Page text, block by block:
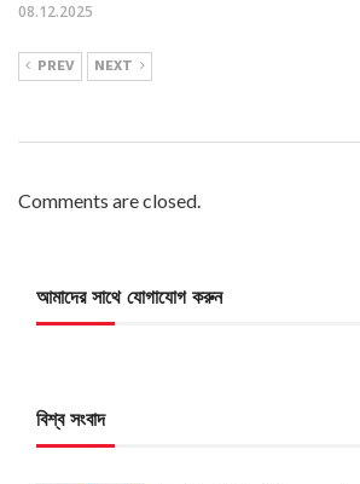
08.12.2025
PREV NEXT
Comments are closed.
আমাদের সাথে যোগাযোগ করুন
বিশ্ব সংবাদ